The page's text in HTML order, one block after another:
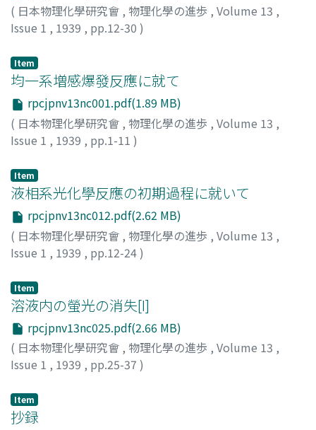
( 日本物理化學研究會 , 物理化學の進歩 , Volume 13 ,
Issue 1 , 1939 , pp.12-30 )
Item
均一系増感爆發反應に就て
rpcjpnv13nc001.pdf(1.89 MB)
( 日本物理化學研究會 , 物理化學の進歩 , Volume 13 ,
Issue 1 , 1939 , pp.1-11 )
Item
液相系光化學反應の初期過程に就いて
rpcjpnv13nc012.pdf(2.62 MB)
( 日本物理化學研究會 , 物理化學の進歩 , Volume 13 ,
Issue 1 , 1939 , pp.12-24)
Item
溶液内の螢光の消失[I]
rpcjpnv13nc025.pdf(2.66 MB)
( 日本物理化學研究會 , 物理化學の進歩 , Volume 13 ,
Issue 1 , 1939 , pp.25-37 )
Item
抄録